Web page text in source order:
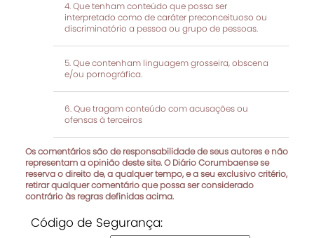
Que tenham conteúdo que possa ser
interpretado como de caráter preconceituoso ou
discriminatório a pessoa ou grupo de pessoas.
Que contenham linguagem grosseira, obscena
e/ou pornográfica.
Que tragam conteúdo com acusações ou
ofensas à terceiros
Os comentários são de responsabilidade de seus autores e não
representam a opinião deste site. O Diário Corumbaense se
reserva o direito de, a qualquer tempo, e a seu exclusivo critério,
retirar qualquer comentário que possa ser considerado
contrário às regras definidas acima.
Código de Segurança: